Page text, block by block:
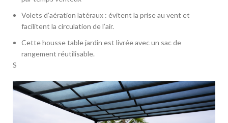
Volets d’aération latéraux : évitent la prise au vent et
facilitent la circulation de l’air.
Cette housse table jardin est livrée avec un sac de
rangement réutilisable.
S